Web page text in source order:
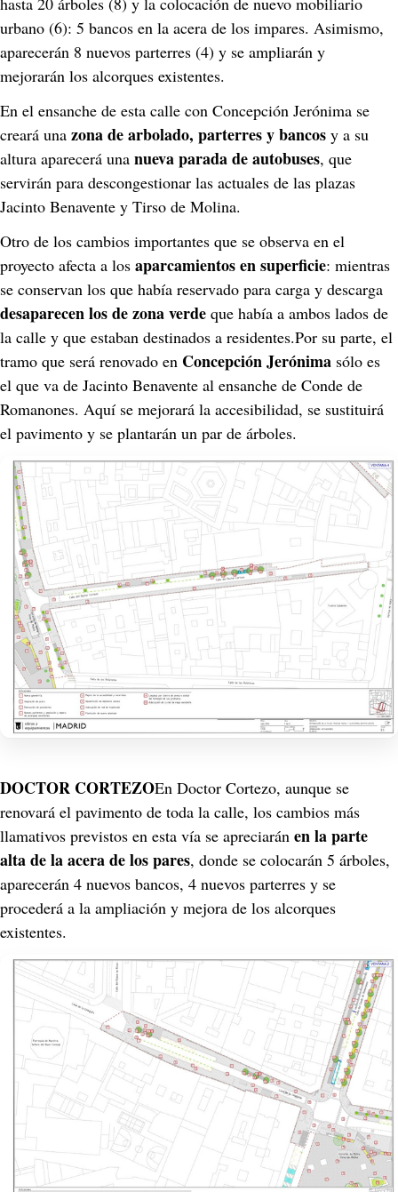
urbano (6): 5 bancos en la acera de los impares. Asimismo,
aparecerán 8 nuevos parterres (4) y se ampliarán y
mejorarán los alcorques existentes.
En el ensanche de esta calle con Concepción Jerónima se
creará una zona de arbolado, parterres y bancos y a su
altura aparecerá una nueva parada de autobuses, que
servirán para descongestionar las actuales de las plazas
Jacinto Benavente y Tirso de Molina.
Otro de los cambios importantes que se observa en el
proyecto afecta a los aparcamientos en superficie: mientras
se conservan los que había reservado para carga y descarga
desaparecen los de zona verde que había a ambos lados de
la calle y que estaban destinados a residentes.Por su parte, el
tramo que será renovado en Concepción Jerónima sólo es
el que va de Jacinto Benavente al ensanche de Conde de
Romanones. Aquí se mejorará la accesibilidad, se sustituirá
el pavimento y se plantarán un par de árboles.
DOCTOR CORTEZOEn Doctor Cortezo, aunque se
renovará el pavimento de toda la calle, los cambios más
llamativos previstos en esta vía se apreciarán en la parte
alta de la acera de los pares, donde se colocarán 5 árboles,
aparecerán 4 nuevos bancos, 4 nuevos parterres y se
procederá a la ampliación y mejora de los alcorques
existentes.